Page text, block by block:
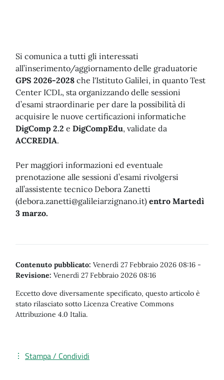
Si comunica a tutti gli interessati
all’inserimento/aggiornamento delle graduatorie
GPS 2026-2028 che l'Istituto Galilei, in quanto Test
Center ICDL, sta organizzando delle sessioni
d’esami straordinarie per dare la possibilità di
acquisire le nuove certificazioni informatiche
DigComp 2.2 e DigCompEdu, validate da
ACCREDIA.
Per maggiori informazioni ed eventuale
prenotazione alle sessioni d’esami rivolgersi
all’assistente tecnico Debora Zanetti
(debora.zanetti@galileiarzignano.it) entro Martedì
3 marzo.
Contenuto pubblicato: Venerdì 27 Febbraio 2026 08:16 -
Revisione: Venerdì 27 Febbraio 2026 08:16
Eccetto dove diversamente specificato, questo articolo è
stato rilasciato sotto Licenza Creative Commons
Attribuzione 4.0 Italia.
Stampa / Condividi